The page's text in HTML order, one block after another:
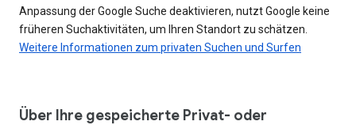
Anpassung der Google Suche deaktivieren, nutzt Google keine
früheren Suchaktivitäten, um Ihren Standort zu schätzen.
Weitere Informationen zum privaten Suchen und Surfen
Über Ihre gespeicherte Privat- oder